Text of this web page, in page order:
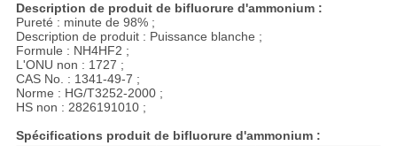
Description de produit de bifluorure d'ammonium :
Pureté : minute de 98% ;
Description de produit : Puissance blanche ;
Formule : NH4HF2 ;
L'ONU non : 1727 ;
CAS No. : 1341-49-7 ;
Norme : HG/T3252-2000 ;
HS non : 2826191010 ;
Spécifications produit de bifluorure d'ammonium :